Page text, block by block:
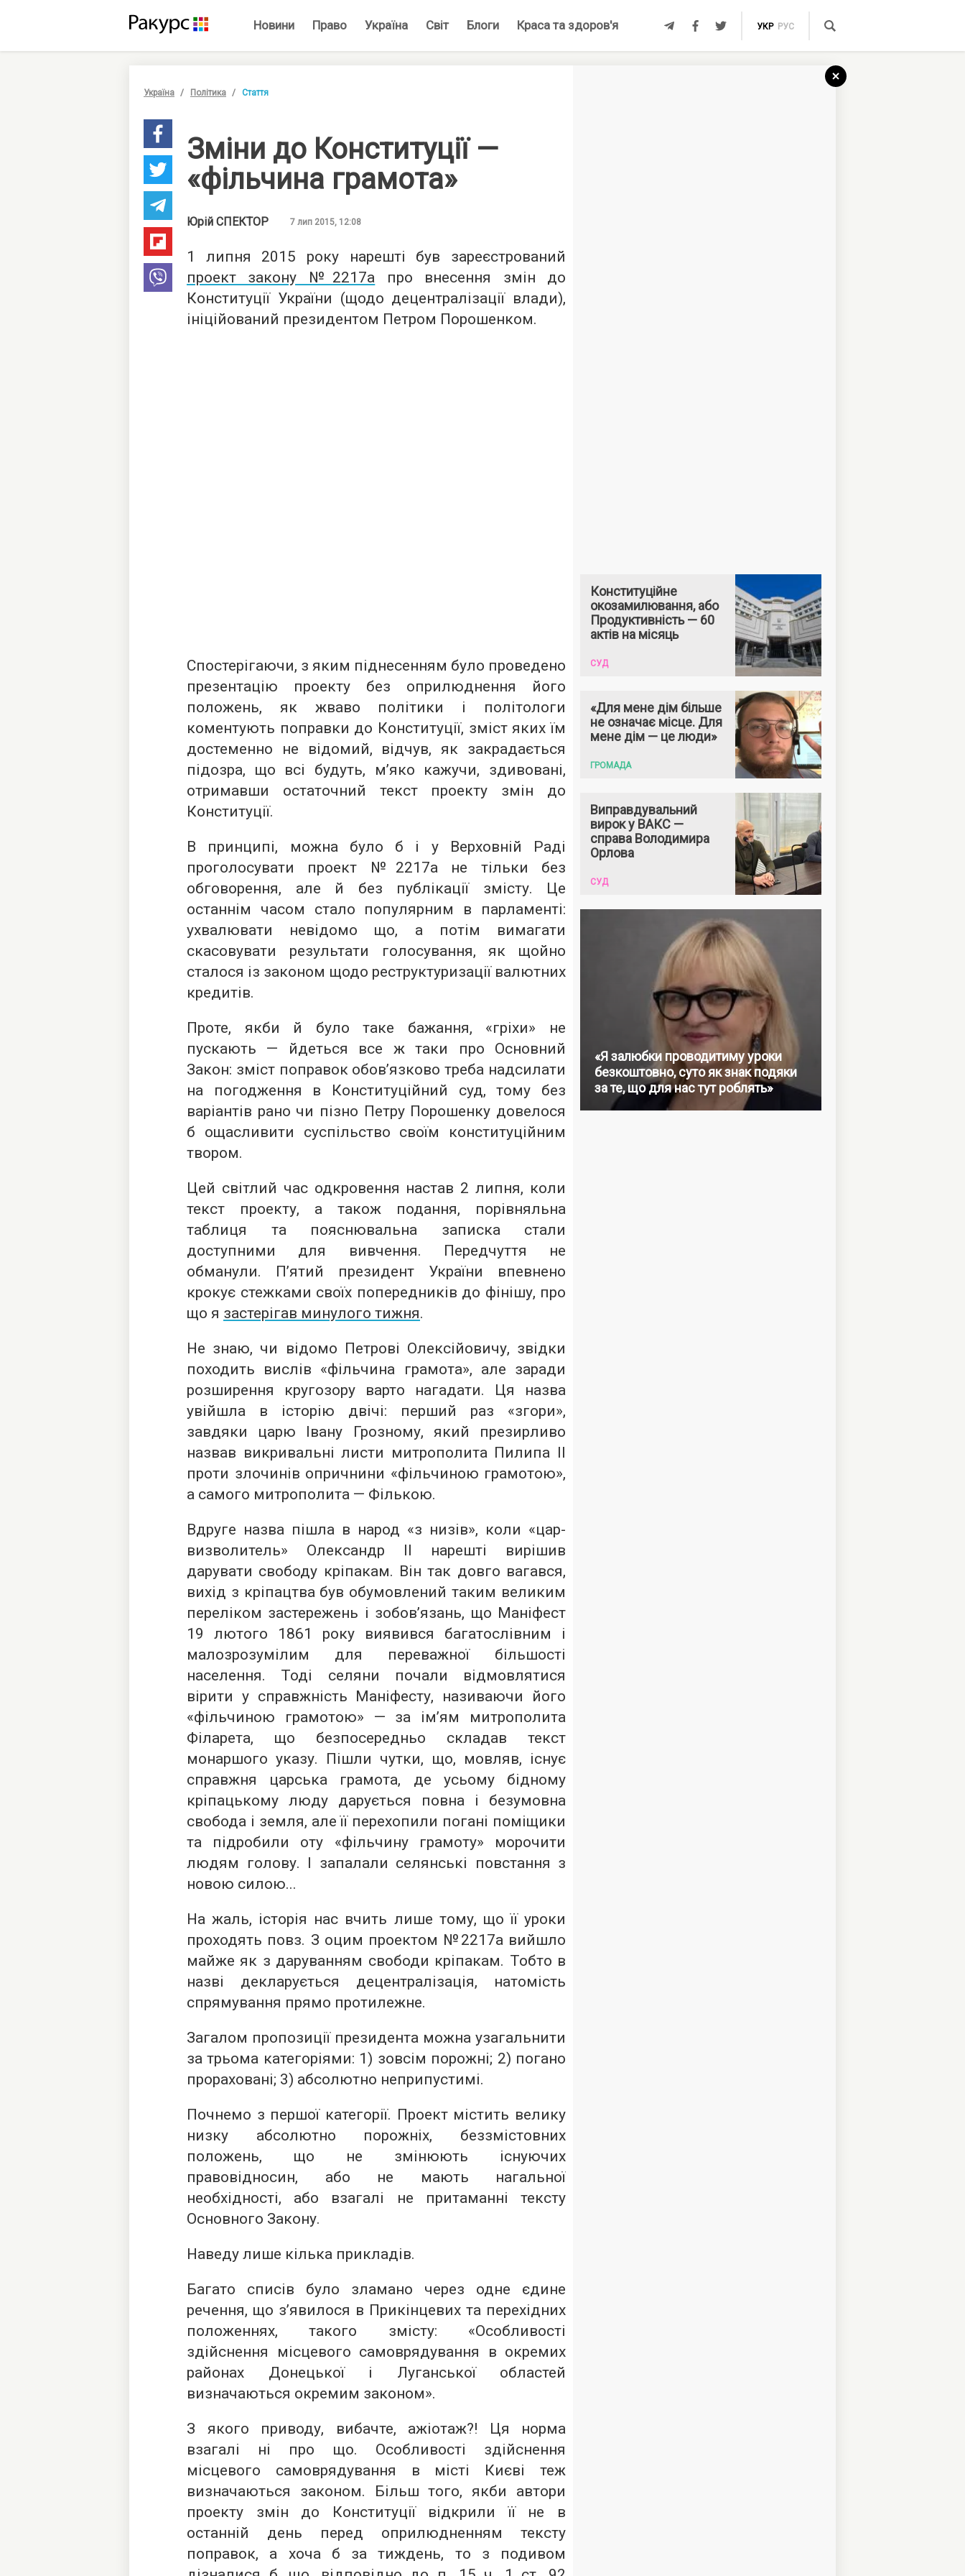
Новини Право Україна Світ Блоги Краса та здоров'я УКР РУС
Україна Політика Стаття
Зміни до Конституції —
«фільчина грамота»
Юрій СПЕКТОР 7 лип 2015, 12:08
1 липня 2015 року нарешті був зареєстрований
проект закону №2217а про внесення змін до
Конституції України (щодо децентралізації влади),
ініційований президентом Петром Порошенком.
Спостерігаючи, з яким піднесенням було проведено
презентацію проекту без оприлюднення його
положень, як жваво політики і політологи
коментують поправки до Конституції, зміст яких їм
достеменно не відомий, відчув, як закрадається
підозра, що всі будуть, м’яко кажучи, здивовані,
отримавши остаточний текст проекту змін до
Конституції.
В принципі, можна було б і у Верховній Раді
проголосувати проект №2217а не тільки без
обговорення, але й без публікації змісту. Це
останнім часом стало популярним в парламенті:
ухвалювати невідомо що, а потім вимагати
скасовувати результати голосування, як щойно
сталося із законом щодо реструктуризації валютних
кредитів.
Проте, якби й було таке бажання, «гріхи» не
пускають — йдеться все ж таки про Основний
Закон: зміст поправок обов’язково треба надсилати
на погодження в Конституційний суд, тому без
варіантів рано чи пізно Петру Порошенку довелося
б ощасливити суспільство своїм конституційним
твором.
Цей світлий час одкровення настав 2 липня, коли
текст проекту, а також подання, порівняльна
таблиця та пояснювальна записка стали
доступними для вивчення. Передчуття не
обманули. П’ятий президент України впевнено
крокує стежками своїх попередників до фінішу, про
що я застерігав минулого тижня.
Не знаю, чи відомо Петрові Олексійовичу, звідки
походить вислів «фільчина грамота», але заради
розширення кругозору варто нагадати. Ця назва
увійшла в історію двічі: перший раз «згори»,
завдяки царю Івану Грозному, який презирливо
назвав викривальні листи митрополита Пилипа II
проти злочинів опричнини «фільчиною грамотою»,
а самого митрополита — Фількою.
Вдруге назва пішла в народ «з низів», коли «цар-
визволитель» Олександр ІІ нарешті вирішив
дарувати свободу кріпакам. Він так довго вагався,
вихід з кріпацтва був обумовлений таким великим
переліком застережень і зобов’язань, що Маніфест
19 лютого 1861 року виявився багатослівним і
малозрозумілим для переважної більшості
населення. Тоді селяни почали відмовлятися
вірити у справжність Маніфесту, називаючи його
«фільчиною грамотою» — за ім’ям митрополита
Філарета, що безпосередньо складав текст
монаршого указу. Пішли чутки, що, мовляв, існує
справжня царська грамота, де усьому бідному
кріпацькому люду дарується повна і безумовна
свобода і земля, але її перехопили погані поміщики
та підробили оту «фільчину грамоту» морочити
людям голову. І запалали селянські повстання з
новою силою...
На жаль, історія нас вчить лише тому, що її уроки
проходять повз. З оцим проектом №2217а вийшло
майже як з даруванням свободи кріпакам. Тобто в
назві декларується децентралізація, натомість
спрямування прямо протилежне.
Загалом пропозиції президента можна узагальнити
за трьома категоріями: 1) зовсім порожні; 2) погано
прораховані; 3) абсолютно неприпустимі.
Почнемо з першої категорії. Проект містить велику
низку абсолютно порожніх, беззмістовних
положень, що не змінюють існуючих
правовідносин, або не мають нагальної
необхідності, або взагалі не притаманні тексту
Основного Закону.
Наведу лише кілька прикладів.
Багато списів було зламано через одне єдине
речення, що з’явилося в Прикінцевих та перехідних
положеннях, такого змісту: «Особливості
здійснення місцевого самоврядування в окремих
районах Донецької і Луганської областей
визначаються окремим законом».
З якого приводу, вибачте, ажіотаж?! Ця норма
взагалі ні про що. Особливості здійснення
місцевого самоврядування в місті Києві теж
визначаються законом. Більш того, якби автори
проекту змін до Конституції відкрили її не в
останній день перед оприлюдненням тексту
поправок, а хоча б за тиждень, то з подивом
Конституційне
окозамилювання, або
Продуктивність — 60
актів на місяць
СУД
«Для мене дім більше
не означає місце. Для
мене дім — це люди»
ГРОМАДА
Виправдувальний
вирок у ВАКС —
справа Володимира
Орлова
СУД
«Я залюбки проводитиму уроки
безкоштовно, суто як знак подяки
за те, що для нас тут роблять»